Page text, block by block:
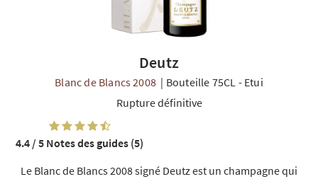
NOS COFFRETS DÉCOUVERTES NOS MEILLEURES VENTES
Deutz
Blanc de Blancs 2008 | Bouteille 75CL - Etui
Rupture définitive
Le Blanc de Blancs 2008 signé Deutz est un champagne qui
4.4 / 5 Notes des guides (5)